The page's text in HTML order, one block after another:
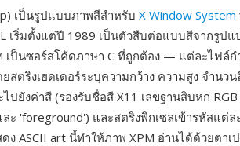
เป็นรูปแบบภาพสีสำหรับ X Window System
เริ่มตั้งแต่ปี 1989 เป็นตัวสืบต่อแบบสีจากรูปแ
เป็นซอร์สโค้ดภาษา C ที่ถูกต้อง — แต่ละไฟล์
สตริงเฮดเดอร์ระบุความกว้าง ความสูง จำน
ปยังค่าสี (รองรับชื่อสี X11 เลขฐานสิบหก
ละ 'foreground') และสตริงพิกเซลเข้ารหัสแ
ง ASCII art นี้ทำให้ภาพ XPM อ่านได้ด้วยตา